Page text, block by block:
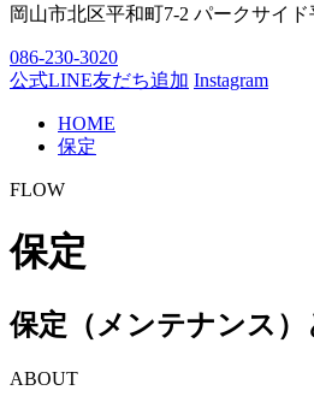
岡山市北区平和町7-2 パークサイド
086-230-3020
公式LINE友だち追加 Instagram
HOME
保定
FLOW
保定
保定（メンテナンス）
ABOUT